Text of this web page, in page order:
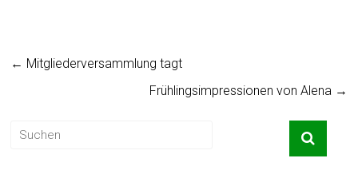
← Mitgliederversammlung tagt
Frühlingsimpressionen von Alena →